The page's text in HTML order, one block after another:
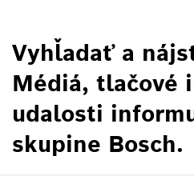
Vyhľadať a
Médiá, tlačové
udalosti
skupine Bosch.